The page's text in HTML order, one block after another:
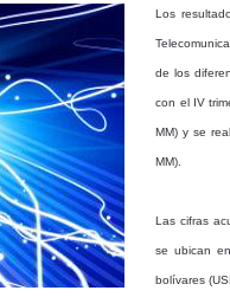
Los
de los
con el IV
MM) y se
MM).
Las cifras
se ubican
bolívares